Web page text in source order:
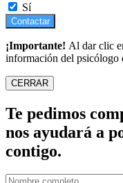
Sí
Contactar
¡Importante! Al dar clic
información del psicólogo
CERRAR
Te pedimos
nos ayudará a
contigo.